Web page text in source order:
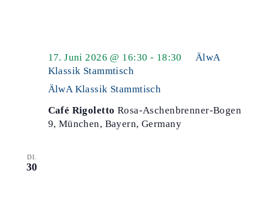
ÄlwA Klassik Stammtisch
17. Juni 2026 @ 16:30 - 18:30
ÄlwA
Klassik Stammtisch
Café Rigoletto Rosa-Aschenbrenner-Bogen
9, München, Bayern, Germany
DI.
30